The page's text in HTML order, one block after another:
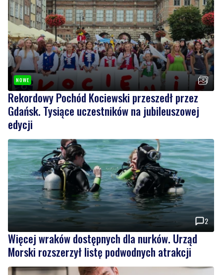
NOWE
Rekordowy Pochód Kociewski przeszedł przez
Gdańsk. Tysiące uczestników na jubileuszowej
edycji
2
Więcej wraków dostępnych dla nurków. Urząd
Morski rozszerzył listę podwodnych atrakcji